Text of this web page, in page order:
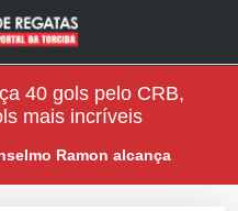
40 gols pelo CRB,
mais incríveis
Ramon alcança